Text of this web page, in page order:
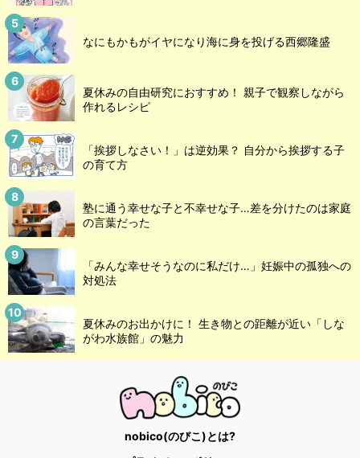
なにもかもがイヤになり海に身を投げる西郷隆盛
夏休みの自由研究におすすめ！ 親子で観察しながら
作れるレシピ
「挨拶しなさい！」は逆効果？ 自分から挨拶する子
の育て方
塾に通う幸せな子と不幸せな子…差を分けたのは家庭
の言葉だった
「みんな幸せそうなのに私だけ…」妊娠中の孤独への
対処法
夏休みのお出かけに！ 生き物との距離が近い「しな
がわ水族館」の魅力
nobico(のびこ)とは?